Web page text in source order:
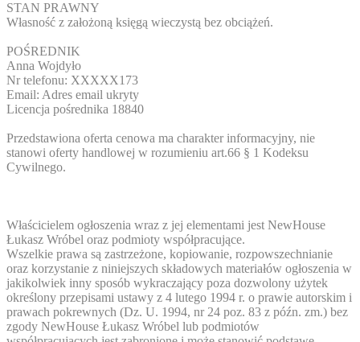
STAN PRAWNY
Własność z założoną księgą wieczystą bez obciążeń.
POŚREDNIK
Anna Wojdyło
Nr telefonu: XXXXX173
Email: Adres email ukryty
Licencja pośrednika 18840
Przedstawiona oferta cenowa ma charakter informacyjny, nie
stanowi oferty handlowej w rozumieniu art.66 § 1 Kodeksu
Cywilnego.
Właścicielem ogłoszenia wraz z jej elementami jest NewHouse
Łukasz Wróbel oraz podmioty współpracujące.
Wszelkie prawa są zastrzeżone, kopiowanie, rozpowszechnianie
oraz korzystanie z niniejszych składowych materiałów ogłoszenia w
jakikolwiek inny sposób wykraczający poza dozwolony użytek
określony przepisami ustawy z 4 lutego 1994 r. o prawie autorskim i
prawach pokrewnych (Dz. U. 1994, nr 24 poz. 83 z późn. zm.) bez
zgody NewHouse Łukasz Wróbel lub podmiotów